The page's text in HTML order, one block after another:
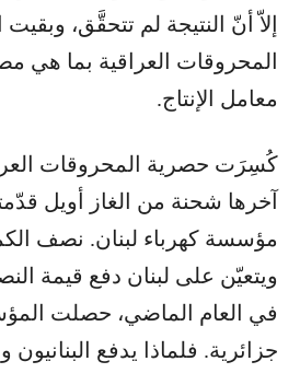
إلاّ أنّ النتيجة لم تتحقَّق، وبقيت
المحروقات العراقية بما هي
معامل الإنتاج.
كُسِرَت حصرية المحروقات
آخرها شحنة من الغاز أويل
مؤسسة كهرباء لبنان. نصف
ويتعيّن على لبنان دفع قيمة
في العام الماضي، حصلت
جزائرية. فلماذا يدفع